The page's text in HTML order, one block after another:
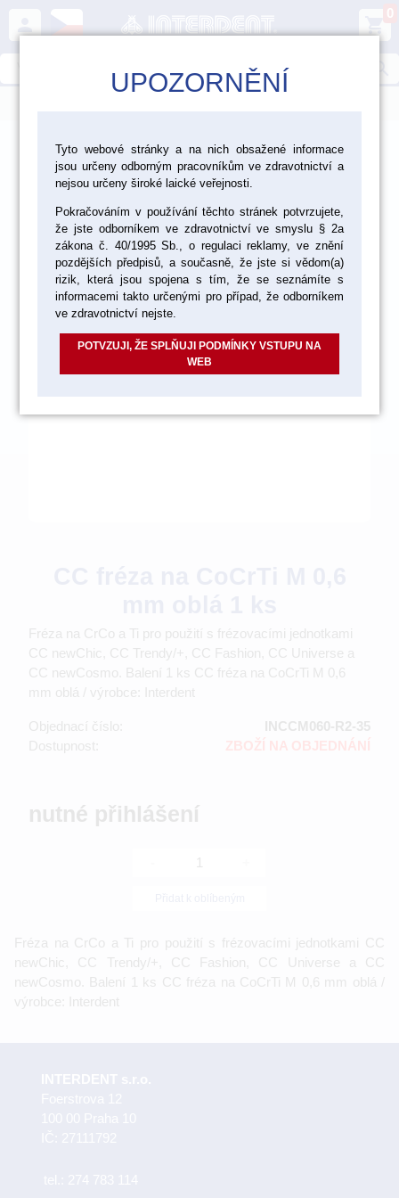
person shopping_cart
0
> CAD/CAM > Frézování > Nástroje >
Nástroje pro CoCr a Ti
Fréza na CrCo a Ti pro použití s frézovacími jednotkami
CC newChic, CC Trendy/+, CC Fashion, CC Universe a
CC newCosmo. Balení 1 ks CC fréza na CoCrTi M 0,6
mm oblá / výrobce: Interdent
Objednací číslo:
INCCM060-R2-35
Dostupnost:
ZBOŽÍ NA OBJEDNÁNÍ
nutné přihlášení
Fréza na CrCo a Ti pro použití s frézovacími jednotkami CC
newChic, CC Trendy/+, CC Fashion, CC Universe a CC
newCosmo. Balení 1 ks CC fréza na CoCrTi M 0,6 mm oblá /
výrobce: Interdent
UPOZORNĚNÍ
Tyto webové stránky a na nich obsažené informace
jsou určeny odborným pracovníkům ve zdravotnictví a
nejsou určeny široké laické veřejnosti.
Pokračováním v používání těchto stránek potvrzujete,
že jste odborníkem ve zdravotnictví ve smyslu § 2a
zákona č. 40/1995 Sb., o regulaci reklamy, ve znění
pozdějších předpisů, a současně, že jste si vědom(a)
rizik, která jsou spojena s tím, že se seznámíte s
informacemi takto určenými pro případ, že odborníkem
ve zdravotnictví nejste.
POTVZUJI, ŽE SPLŇUJI PODMÍNKY VSTUPU NA
WEB